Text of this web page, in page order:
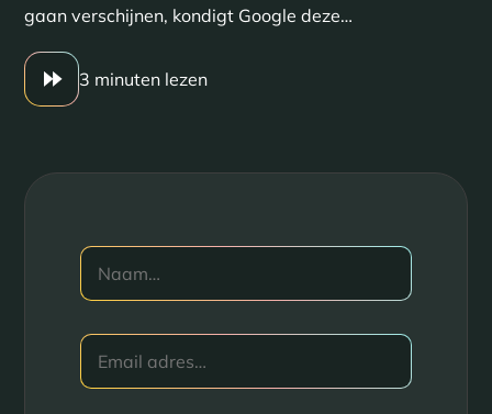
gaan verschijnen, kondigt Google deze…
3 minuten lezen